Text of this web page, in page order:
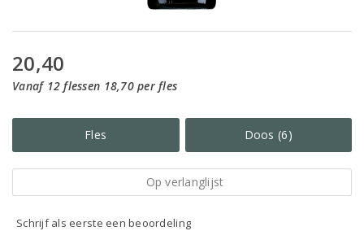
20,40
Vanaf 12 flessen 18,70 per fles
Fles Doos (6)
Op verlanglijst
Schrijf als eerste een beoordeling